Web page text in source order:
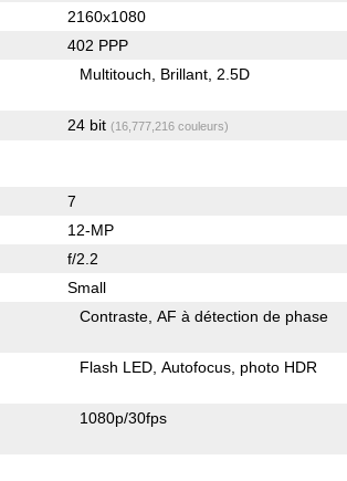
2160x1080
402 PPP
Multitouch Brillant 2.5D
24 bit (16,777,216 couleurs)
7
12-MP
f/2.2
Small
Contraste AF à détection de phase
Flash LED Autofocus photo HDR
1080p/30fps